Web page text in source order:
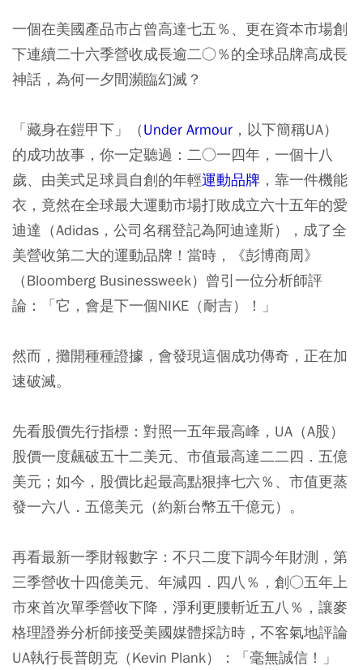
一個在美國產品市占曾高達七五％、更在資本市場創
下連續二十六季營收成長逾二○％的全球品牌高成長
神話，為何一夕間瀕臨幻滅？
「藏身在鎧甲下」（Under Armour ，以下簡稱UA）
的成功故事，你一定聽過：二○一四年，一個十八
歲、由美式足球員自創的年輕運動品牌 ，靠一件機能
衣，竟然在全球最大運動市場打敗成立六十五年的愛
迪達（Adidas，公司名稱登記為阿迪達斯），成了全
美營收第二大的運動品牌！當時，《彭博商周》
（Bloomberg Businessweek）曾引一位分析師評
論：「它，會是下一個NIKE（耐吉）！」
然而，攤開種種證據，會發現這個成功傳奇，正在加
速破滅。
先看股價先行指標：對照一五年最高峰，UA（A股）
股價一度飆破五十二美元、市值最高達二二四．五億
美元；如今，股價比起最高點狠摔七六％、市值更蒸
發一六八．五億美元（約新台幣五千億元）。
再看最新一季財報數字：不只二度下調今年財測，第
三季營收十四億美元、年減四．四八％，創○五年上
市來首次單季營收下降，淨利更腰斬近五八％，讓麥
格理證券分析師接受美國媒體採訪時，不客氣地評論
UA執行長普朗克（Kevin Plank）：「毫無誠信！」